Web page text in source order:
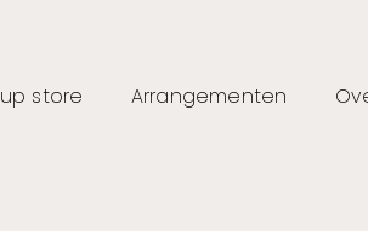
store Arrangementen